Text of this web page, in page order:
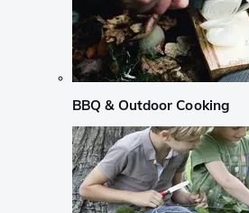
BBQ & Outdoor Cooking